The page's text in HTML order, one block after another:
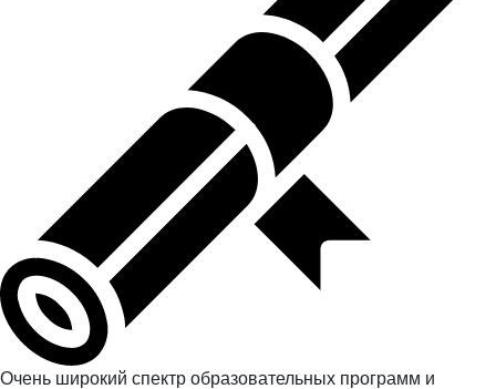
Очень широкий спектр образовательных программ и